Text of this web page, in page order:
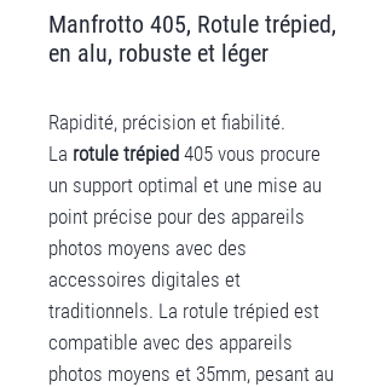
Manfrotto 405, Rotule trépied,
en alu, robuste et léger
Rapidité, précision et fiabilité.
La rotule trépied 405 vous procure
un support optimal et une mise au
point précise pour des appareils
photos moyens avec des
accessoires digitales et
traditionnels. La rotule trépied est
compatible avec des appareils
photos moyens et 35mm, pesant au